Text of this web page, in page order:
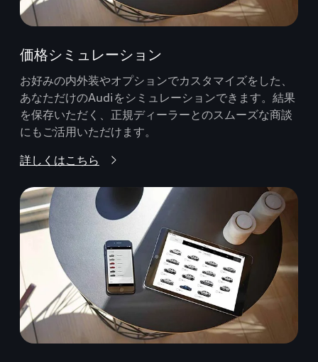
価格シミュレーション
お好みの内外装やオプションでカスタマイズをした、
あなただけのAudiをシミュレーションできます。結果
を保存いただく、正規ディーラーとのスムーズな商談
にもご活用いただけます。
詳しくはこちら